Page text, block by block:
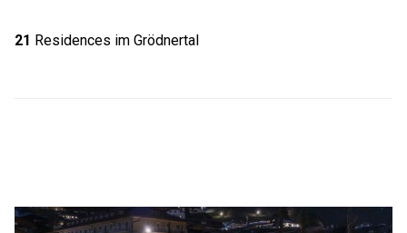
21 Residences im Grödnertal